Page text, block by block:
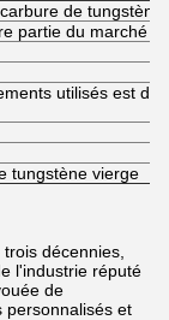
de tungstène
partie du marché
utilisés est
tungstène vierge
décennies,
l'industrie réputé
de
personnalisés et